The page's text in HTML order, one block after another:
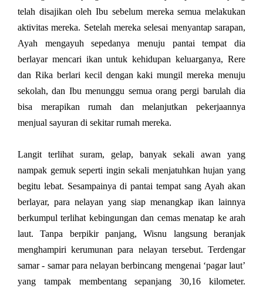
telah disajikan oleh Ibu sebelum mereka semua melakukan
aktivitas mereka. Setelah mereka selesai menyantap sarapan,
Ayah mengayuh sepedanya menuju pantai tempat dia
berlayar mencari ikan untuk kehidupan keluarganya, Rere
dan Rika berlari kecil dengan kaki mungil mereka menuju
sekolah, dan Ibu menunggu semua orang pergi barulah dia
bisa merapikan rumah dan melanjutkan pekerjaannya
menjual sayuran di sekitar rumah mereka.
Langit terlihat suram, gelap, banyak sekali awan yang
nampak gemuk seperti ingin sekali menjatuhkan hujan yang
begitu lebat. Sesampainya di pantai tempat sang Ayah akan
berlayar, para nelayan yang siap menangkap ikan lainnya
berkumpul terlihat kebingungan dan cemas menatap ke arah
laut. Tanpa berpikir panjang, Wisnu langsung beranjak
menghampiri kerumunan para nelayan tersebut. Terdengar
samar - samar para nelayan berbincang mengenai ‘pagar laut’
yang tampak membentang sepanjang 30,16 kilometer.